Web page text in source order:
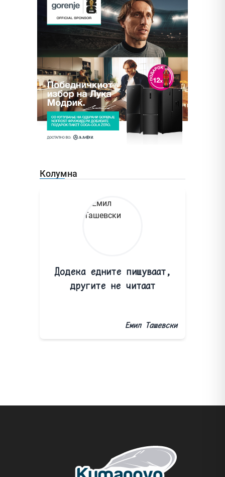
Колумна
Додека едните пишуваат,
другите не читаат
Емил Ташевски